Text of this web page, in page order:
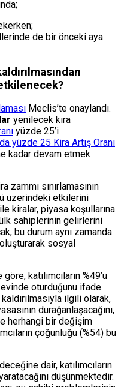
de bir önceki aya
Meclis’te onaylandı.
yenilecek kira
yüzde 25’i
yüzde 25 Kira Artış Oranı
kadar devam etmek
zammı sınırlamasının
üzerindeki etkilerini
kiralar, piyasa koşullarına
sahiplerinin gelirlerini
bu durum aynı zamanda
sosyal
katılımcıların %49’u
oturduğunu ifade
ilgili olarak,
durağanlaşacağını,
herhangi bir değişim
çoğunluğu (%54) bu
dair, katılımcıların
düşünmektedir.